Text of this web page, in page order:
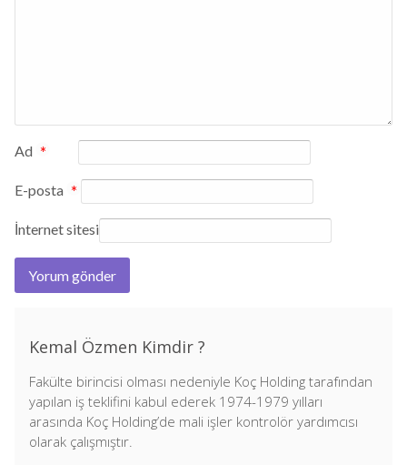
Ad *
E-posta *
İnternet sitesi
Kemal Özmen Kimdir ?
Fakülte birincisi olması nedeniyle Koç Holding tarafından
yapılan iş teklifini kabul ederek 1974-1979 yılları
arasında Koç Holding’de mali işler kontrolör yardımcısı
olarak çalışmıştır.